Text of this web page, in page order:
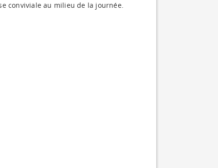
conviviale au milieu de la journée.